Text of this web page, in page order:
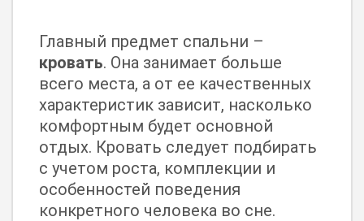
Главный предмет спальни –
кровать. Она занимает больше
всего места, а от ее качественных
характеристик зависит, насколько
комфортным будет основной
отдых. Кровать следует подбирать
с учетом роста, комплекции и
особенностей поведения
конкретного человека во сне.